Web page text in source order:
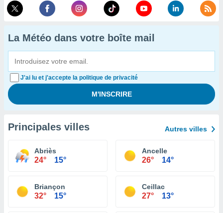
La Météo dans votre boîte mail
J'ai lu et j'accepte la politique de privacité
Principales villes Autres villes
Abriès
24° 15°
Ancelle
26° 14°
Briançon
32° 15°
Ceillac
27° 13°